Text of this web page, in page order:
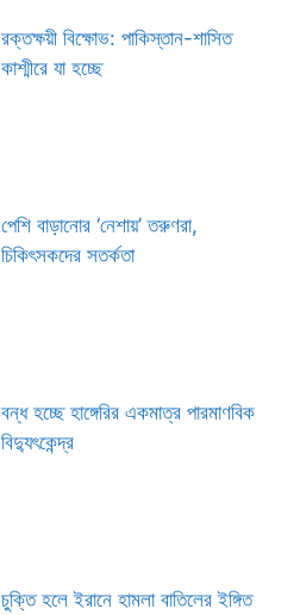
রক্তক্ষয়ী বিক্ষোভ: পাকিস্তান-শাসিত
কাশ্মীরে যা হচ্ছে
পেশি বাড়ানোর ‘নেশায়’ তরুণরা,
চিকিৎসকদের সতর্কতা
বন্ধ হচ্ছে হাঙ্গেরির একমাত্র পারমাণবিক
বিদ্যুৎকেন্দ্র
চুক্তি হলে ইরানে হামলা বাতিলের ইঙ্গিত